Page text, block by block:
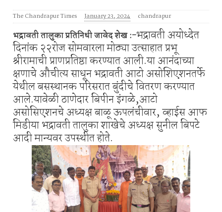
The Chandrapur Times January 23, 2024 chandrapur
भद्रावती तालुका प्रतिनिधी जावेद शेख :-भद्रावतीअयोध्देत
दिनांक २२रोज सोमवारला मोठ्या उत्साहात प्रभू
श्रीरामाची प्राणप्रतिष्ठा करण्यात आली.या आनंदाच्या
क्षणाचे औचीत्य साधून भद्रावती आटो असोशिएशनतर्फे
येथील बसस्थानक परिसरात बुंदीचे वितरण करण्यात
आले.यावेळी ठाणेदार बिपीन इंगळे,आटो
असोसिएशनचे अध्यक्ष बाळू ऊपलंचीवार, व्हाईस आफ
मिडीया भद्रावती तालुका शाखेचे अध्यक्ष सुनील बिपटे
आदी मान्यवर उपस्थीत होते.